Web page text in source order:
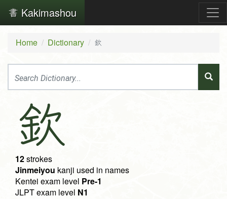
Kakimashou
Home Dictionary 欽
欽
12strokes
Jinmeiyou kanji used in names
Kentei exam level Pre-1
JLPT exam level N1